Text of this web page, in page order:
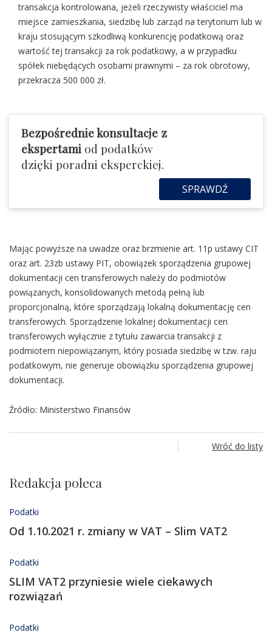
transakcja kontrolowana, jeżeli rzeczywisty właściciel ma
miejsce zamieszkania, siedzibę lub zarząd na terytorium lub w
kraju stosującym szkodliwą konkurencję podatkową oraz
wartość tej transakcji za rok podatkowy, a w przypadku
spółek niebędących osobami prawnymi – za rok obrotowy,
przekracza 500 000 zł.
Bezpośrednie konsultacje z
ekspertami od podatków
dzięki poradni eksperckiej.
SPRAWDŹ
Mając powyższe na uwadze oraz brzmienie art. 11p ustawy CIT
oraz art. 23zb ustawy PIT, obowiązek sporządzenia grupowej
dokumentacji cen transferowych należy do podmiotów
powiązanych, konsolidowanych metodą pełną lub
proporcjonalną, które sporządzają lokalną dokumentację cen
transferowych. Sporządzenie lokalnej dokumentacji cen
transferowych wyłącznie z tytułu zawarcia transakcji z
podmiotem niepowiązanym, który posiada siedzibę w tzw. raju
podatkowym, nie generuje obowiązku sporządzenia grupowej
dokumentacji.
Źródło: Ministerstwo Finansów
Wróć do listy
Redakcja poleca
Podatki
Od 1.10.2021 r. zmiany w VAT – Slim VAT2
Podatki
SLIM VAT2 przyniesie wiele ciekawych
rozwiązań
Podatki